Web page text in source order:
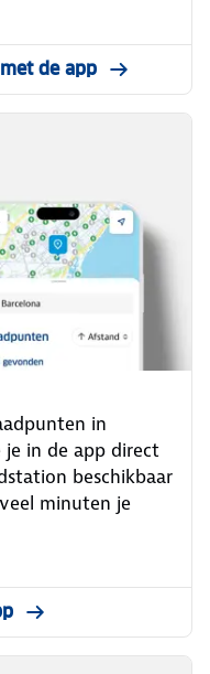
de app
in
je in de app direct
beschikbaar
minuten je